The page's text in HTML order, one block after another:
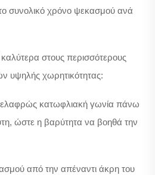
συνολικό χρόνο ψεκασμού ανά
στους περισσότερους
υψηλής χωρητικότητας:
ελαφρώς κατωφλιακή γωνία πάνω
ώστε η βαρύτητα να βοηθά την
από την απέναντι άκρη του